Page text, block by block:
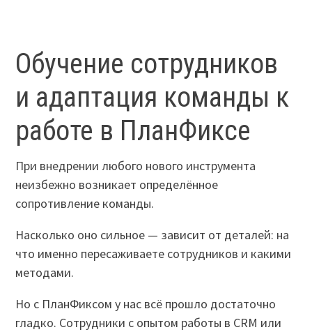
Обучение сотрудников
и адаптация команды к
работе в ПланФиксе
При внедрении любого нового инструмента
неизбежно возникает определённое
сопротивление команды.
Насколько оно сильное — зависит от деталей: на
что именно пересаживаете сотрудников и какими
методами.
Но с ПланФиксом у нас всё прошло достаточно
гладко. Сотрудники с опытом работы в CRM или